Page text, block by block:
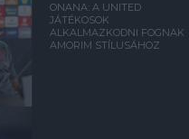
ONANA: A UNITED
JÁTÉKOSOK
ALKALMAZKODNI FOGNAK
AMORIM STÍLUSÁHOZ